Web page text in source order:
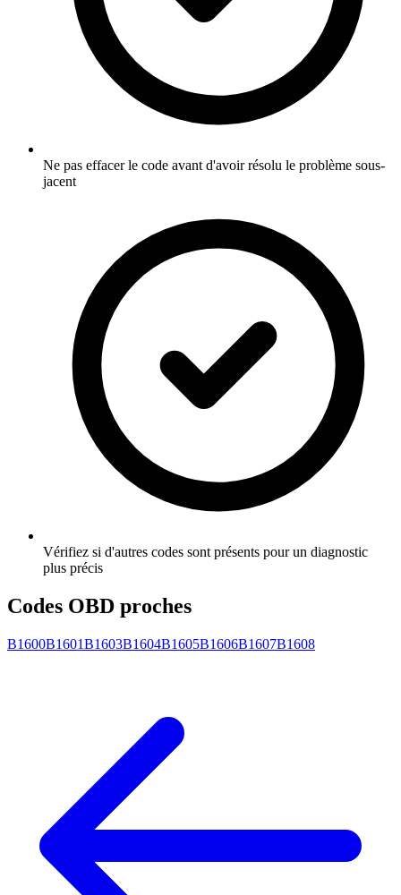
Ne pas effacer le code avant d'avoir résolu le problème sous-
jacent
Vérifiez si d'autres codes sont présents pour un diagnostic
plus précis
Codes OBD proches
B1600B1601B1603B1604B1605B1606B1607B1608